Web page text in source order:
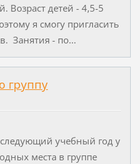
Возраст детей - 4,5-5
я смогу пригласить
Занятия - по...
группу
учебный год у
места в группе